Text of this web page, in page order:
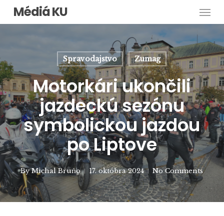
SkipMédiá KU
Spravodajstvo Zumag
Motorkári ukončili
jazdeckú sezónu
symbolickou jazdou
po Liptove
By Michal Bruňo 17. októbra 2024 No Comments